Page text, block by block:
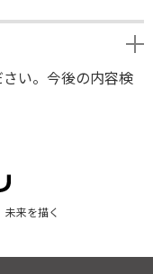
い。今後の内容検
未来を描く